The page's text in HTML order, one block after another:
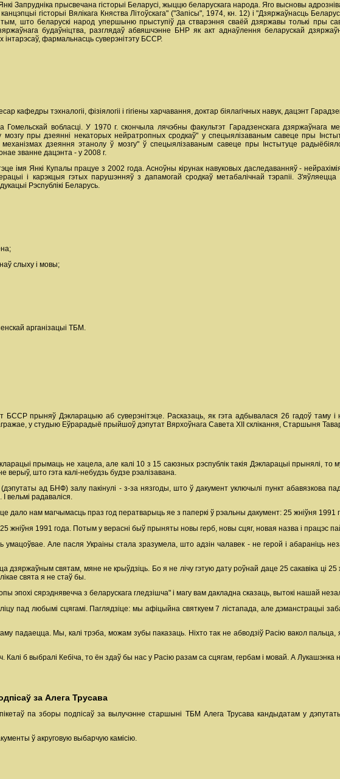
Запрудніка прысвечана гісторыі Беларусі, жыццю беларускага народа. Яго высновы
гісторыі Вялікага Княства Літоўскага" ("Запісы", 1974, кн. 12) і "Дзяржаўнасць
тым, што беларускі народ упершыню прыступіў да стварэння сваёй дзяржавы толькі пры
будаўніцтва, разглядаў абвяшчэнне БНР як акт аднаўлення беларускай
інтарэсаў, фармальнасць суверэнітэту БССР.
кафедры тэхналогіі, фізіялогіі і гігіены харчавання, доктар біялагічных навук, дацэнт
Гомельскай вобласці. У 1970 г. скончыла лячэбны факультэт Гарадзенскага дзяржаўнага
пры дзеянні некаторых нейратропных сродкаў" у спецыялізаваным савеце пры
дзеяння этанолу ў мозгу" ў спецыялізаваным савеце пры Інстытуце
званне дацэнта - у 2008 г.
імя Янкі Купалы працуе з 2002 года. Асноўны кірунак навуковых даследаванняў -
і карэкцыя гэтых парушэнняў з дапамогай сродкаў метабалічнай тэрапіі.
Рэспублікі Беларусь.
слыху і мовы;
арганізацыі ТБМ.
БССР прыняў Дэкларацыю аб суверэнітэце. Расказаць, як гэта адбывалася 26 гадоў таму
у студыю Еўрарадыё прыйшоў дэпутат Вярхоўнага Савета ХІІ склікання, Старшыня
прымаць не хацела, але калі 10 з 15 саюзных рэспублік такія Дэкларацыі прынялі, то
верыў, што гэта калі-небудзь будзе рэалізавана.
ад БНФ) залу пакінулі - з-за нязгоды, што ў дакумент уключылі пункт абавязкова
вельмі радаваліся.
дало нам магчымасць праз год ператварыць яе з паперкі ў рэальны дакумент: 25 жніўня 1991
жніўня 1991 года. Потым у верасні быў прыняты новы герб, новы сцяг, новая назва і працэс
умацоўвае. Але пасля Украіны стала зразумела, што адзін чалавек - не герой і абараніць
дзяржаўным святам, мяне не крыўдзіць. Бо я не лічу гэтую дату роўнай даце 25 сакавіка ці 25
свята я не стаў бы.
эпохі сярэднявечча з беларускага гледзішча" і магу вам дакладна сказаць, вытокі нашай
пад любымі сцягамі. Паглядзіце: мы афіцыйна святкуем 7 лістапада, але дэманстрацыі
падаецца. Мы, калі трэба, можам зубы паказаць. Ніхто так не абводзіў Расію вакол
б выбралі Кебіча, то ён здаў бы нас у Расію разам са сцягам, гербам і мовай. А Лукашэнка
за Алега Трусава
па зборы подпісаў за вылучэнне старшыні ТБМ Алега Трусава кандыдатам у дэпутаты
ў акруговую выбарчую камісію.